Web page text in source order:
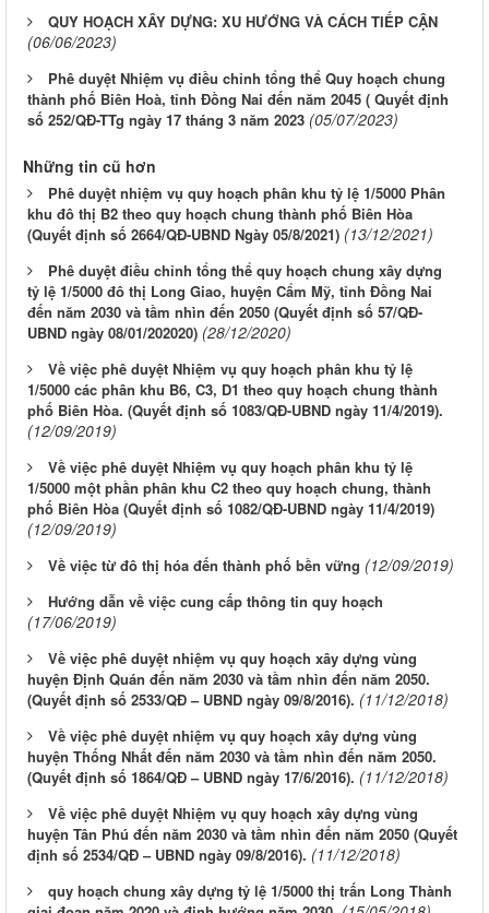
QUY HOẠCH XÂY DỰNG: XU HƯỚNG VÀ CÁCH TIẾP CẬN
(06/06/2023)
Phê duyệt Nhiệm vụ điều chỉnh tổng thể Quy hoạch chung
thành phố Biên Hoà, tỉnh Đồng Nai đến năm 2045 ( Quyết định
số 252/QĐ-TTg ngày 17 tháng 3 năm 2023 (05/07/2023)
Những tin cũ hơn
Phê duyệt nhiệm vụ quy hoạch phân khu tỷ lệ 1/5000 Phân
khu đô thị B2 theo quy hoạch chung thành phố Biên Hòa
(Quyết định số 2664/QĐ-UBND Ngày 05/8/2021) (13/12/2021)
Phê duyệt điều chỉnh tổng thể quy hoạch chung xây dựng
tỷ lệ 1/5000 đô thị Long Giao, huyện Cẩm Mỹ, tỉnh Đồng Nai
đến năm 2030 và tầm nhìn đến 2050 (Quyết định số 57/QĐ-
UBND ngày 08/01/202020) (28/12/2020)
Về việc phê duyệt Nhiệm vụ quy hoạch phân khu tỷ lệ
1/5000 các phân khu B6, C3, D1 theo quy hoạch chung thành
phố Biên Hòa. (Quyết định số 1083/QĐ-UBND ngày 11/4/2019).
(12/09/2019)
Về việc phê duyệt Nhiệm vụ quy hoạch phân khu tỷ lệ
1/5000 một phần phân khu C2 theo quy hoạch chung, thành
phố Biên Hòa (Quyết định số 1082/QĐ-UBND ngày 11/4/2019)
(12/09/2019)
Về việc từ đô thị hóa đến thành phố bền vững (12/09/2019)
Hướng dẫn về việc cung cấp thông tin quy hoạch
(17/06/2019)
Về việc phê duyệt nhiệm vụ quy hoạch xây dựng vùng
huyện Định Quán đến năm 2030 và tầm nhìn đến năm 2050.
(Quyết định số 2533/QĐ – UBND ngày 09/8/2016). (11/12/2018)
Về việc phê duyệt nhiệm vụ quy hoạch xây dựng vùng
huyện Thống Nhất đến năm 2030 và tầm nhìn đến năm 2050.
(Quyết định số 1864/QĐ – UBND ngày 17/6/2016). (11/12/2018)
Về việc phê duyệt Nhiệm vụ quy hoạch xây dựng vùng
huyện Tân Phú đến năm 2030 và tầm nhìn đến năm 2050 (Quyết
định số 2534/QĐ – UBND ngày 09/8/2016). (11/12/2018)
quy hoạch chung xây dựng tỷ lệ 1/5000 thị trấn Long Thành
03/8 đến ngày 08/8/2026)